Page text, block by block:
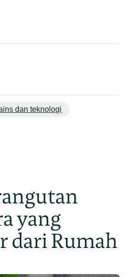
dan teknologi
yang
dari Rumah